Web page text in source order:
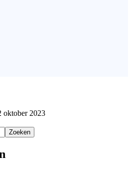
oktober 2023
Zoeken